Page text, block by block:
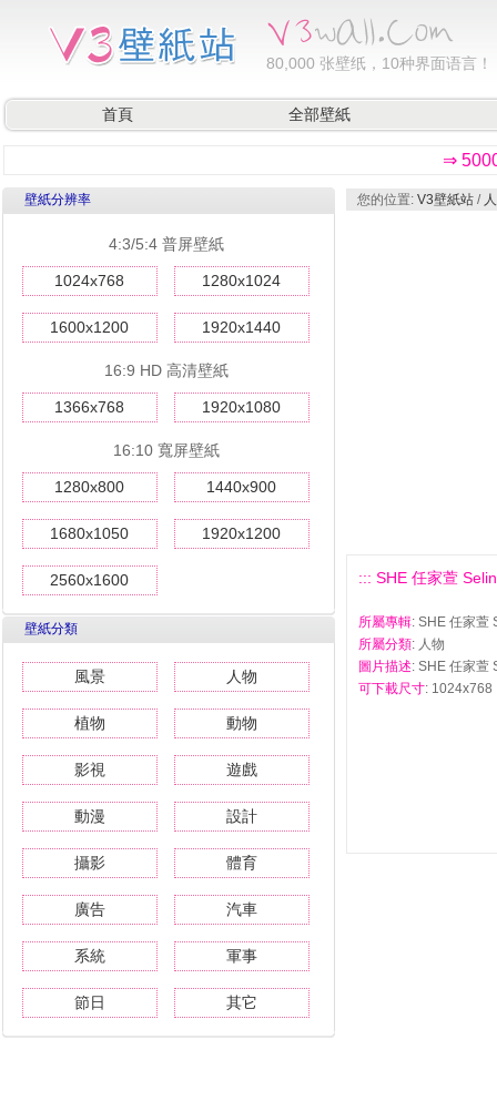
80,000 张壁纸，10种界面语言！
首頁 全部壁紙
⇒
壁紙分辨率
4:3/5:4 普屏壁紙
1024x768 1280x1024
1600x1200 1920x1440
16:9 HD 高清壁紙
1366x768 1920x1080
16:10 寬屏壁紙
1280x800 1440x900
1680x1050 1920x1200
2560x1600
壁紙分類
風景 人物
植物 動物
影視 遊戲
動漫 設計
攝影 體育
廣告 汽車
系統 軍事
節日 其它
您的位置: V3壁紙站 /
::: SHE 任家萱
所屬專輯: SHE 任家萱
所屬分類: 人物
圖片描述: SHE 任家萱
可下載尺寸: